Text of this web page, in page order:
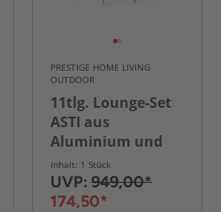
PRESTIGE HOME LIVING
OUTDOOR
11tlg. Lounge-Set
ASTI aus
Aluminium und
Rope-Geflecht
inkl.
Polsterauflage -
Inhalt: 1 Stück
UVP: 949,00*
174,50*